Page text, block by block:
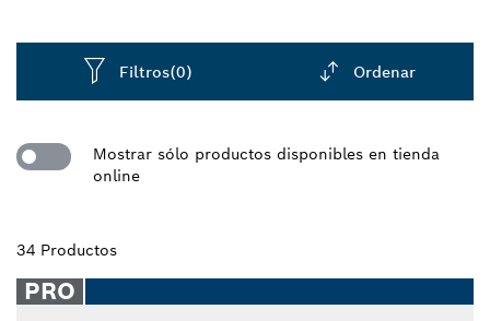
Filtros(0) Ordenar
Mostrar sólo productos disponibles en tienda
online
34 Productos
PRO